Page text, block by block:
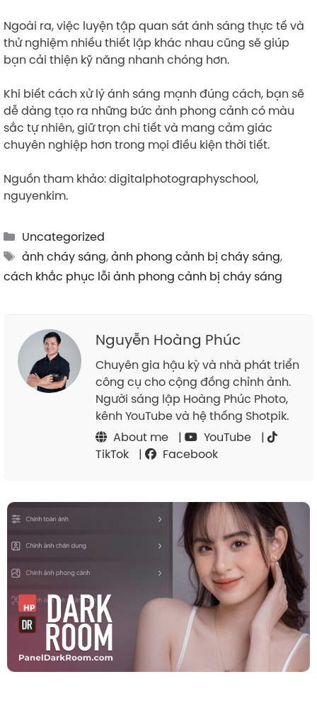
Ngoài ra, việc luyện tập quan sát ánh sáng thực tế và
thử nghiệm nhiều thiết lập khác nhau cũng sẽ giúp
bạn cải thiện kỹ năng nhanh chóng hơn.
Khi biết cách xử lý ánh sáng mạnh đúng cách, bạn sẽ
dễ dàng tạo ra những bức ảnh phong cảnh có màu
sắc tự nhiên, giữ trọn chi tiết và mang cảm giác
chuyên nghiệp hơn trong mọi điều kiện thời tiết.
Nguồn tham khảo: digitalphotographyschool,
nguyenkim.
Categories
Uncategorized
Tags
ảnh cháy sáng,ảnh phong cảnh bị cháy sáng,
cách khắc phục lỗi ảnh phong cảnh bị cháy sáng
Nguyễn Hoàng Phúc
Chuyên gia hậu kỳ và nhà phát triển
công cụ cho cộng đồng chỉnh ảnh.
Người sáng lập Hoàng Phúc Photo,
kênh YouTube và hệ thống Shotpik.
About me
| YouTube
|
TikTok
| Facebook